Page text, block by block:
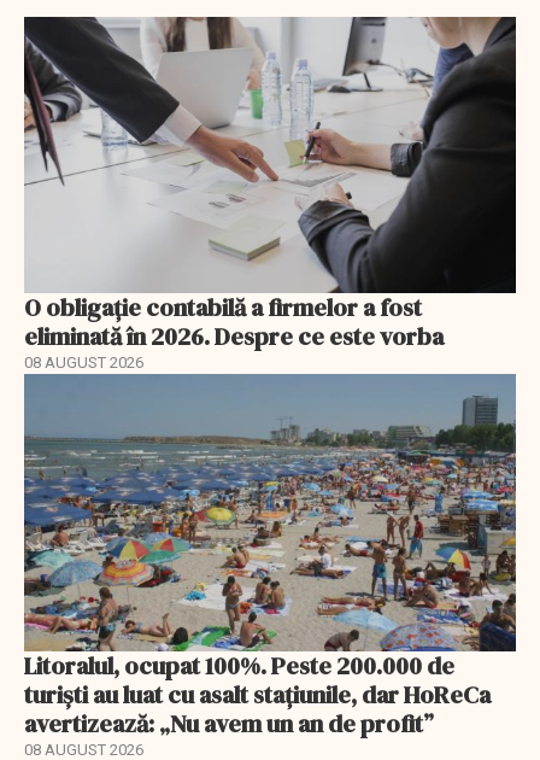
O obligație contabilă a firmelor a fost
eliminată în 2026. Despre ce este vorba
08 AUGUST 2026
Litoralul, ocupat 100%. Peste 200.000 de
turiști au luat cu asalt stațiunile, dar HoReCa
avertizează: „Nu avem un an de profit”
08 AUGUST 2026